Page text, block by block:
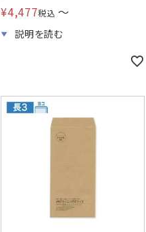
¥4,477税込 〜